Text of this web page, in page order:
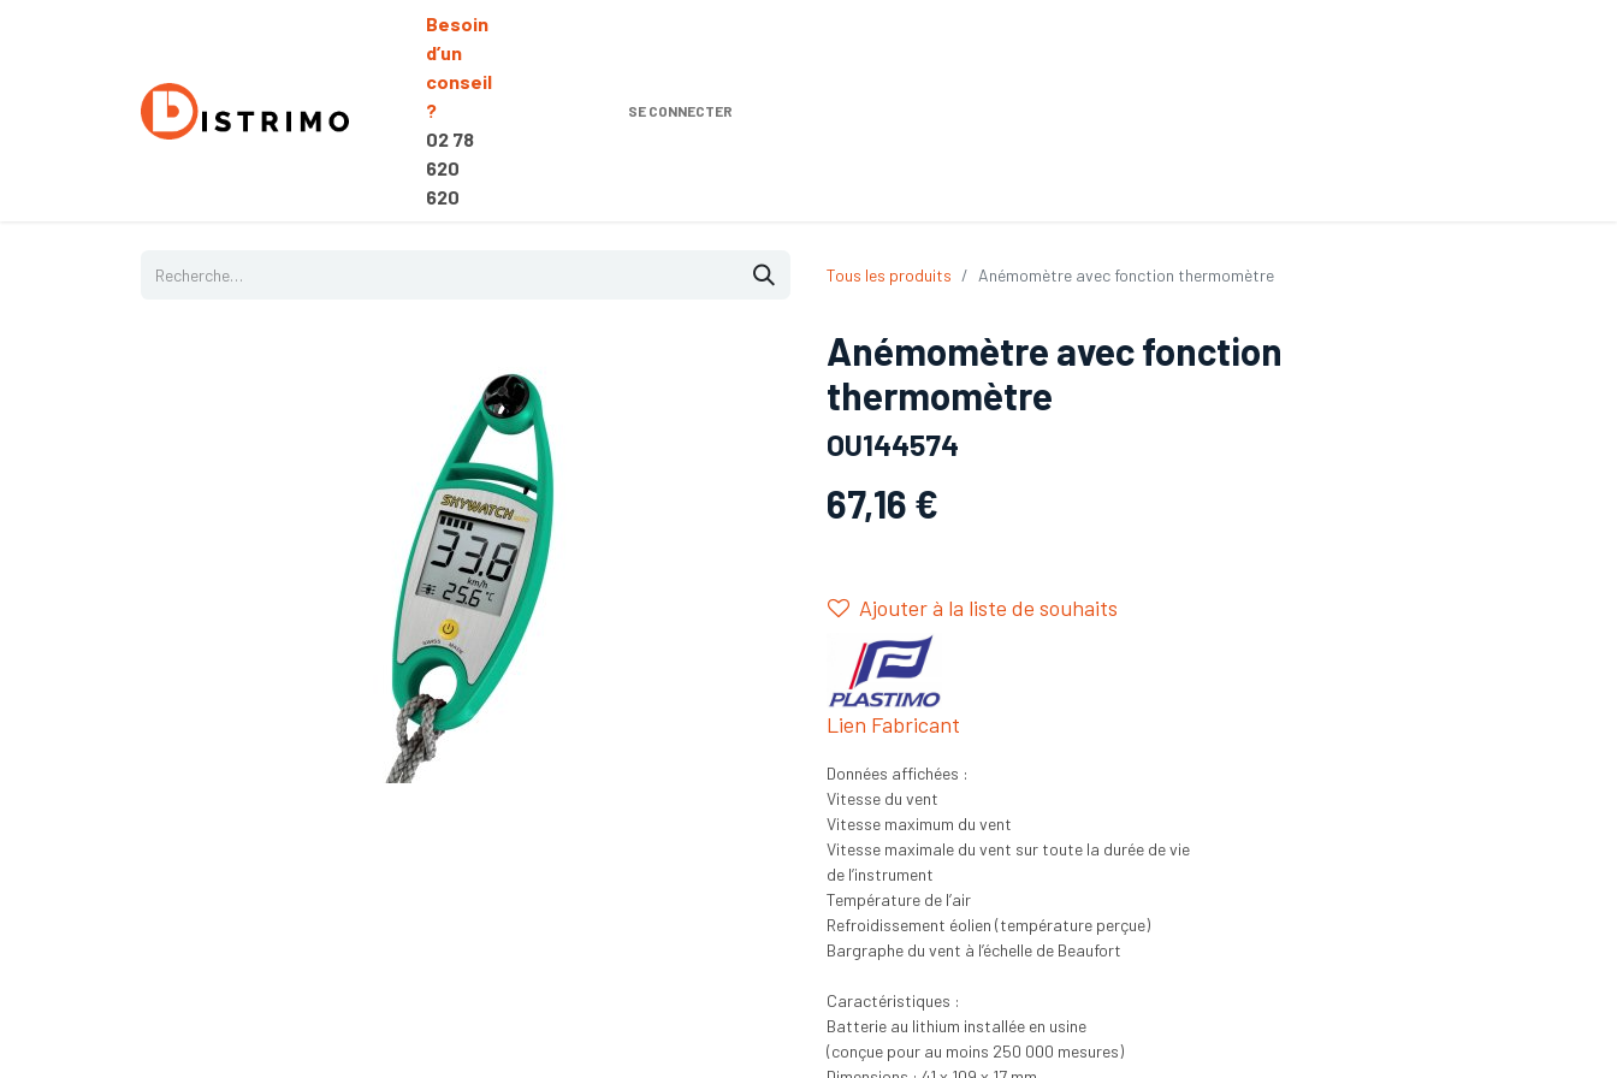
Besoin
d’un
conseil
?
02 78
620
620
SE CONNECTER
Tous les produits Anémomètre avec fonction thermomètre
Anémomètre avec fonction
thermomètre
OU144574
67,16 €
Ajouter à la liste de souhaits
Lien Fabricant
Données affichées :
Vitesse du vent
Vitesse maximum du vent
Vitesse maximale du vent sur toute la durée de vie
de l’instrument
Température de l’air
Refroidissement éolien (température perçue)
Bargraphe du vent à l’échelle de Beaufort
Caractéristiques :
Batterie au lithium installée en usine
(conçue pour au moins 250 000 mesures)